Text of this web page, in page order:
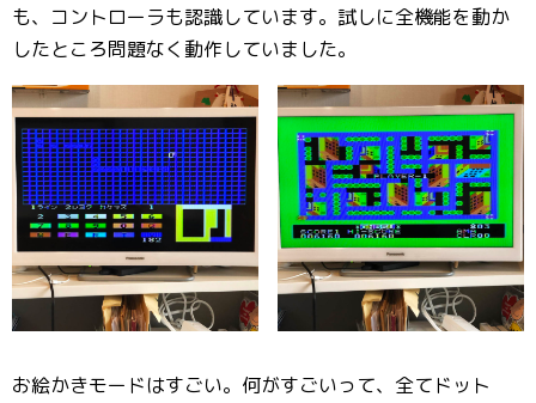
も、コントローラも認識しています。試しに全機能を動か
したところ問題なく動作していました。
お絵かきモードはすごい。何がすごいって、全てドット